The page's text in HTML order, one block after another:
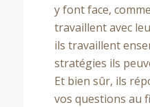
y font face,
travaillent avec
ils travaillent
stratégies ils
Et bien sûr, ils
vos questions au